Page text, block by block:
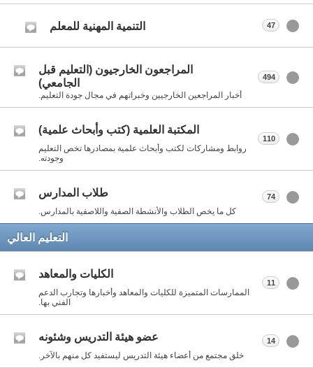
التنمية المهنية للمعلم 47
المراجعون الخارجيون (التعليم قبل
الجامعي)
أخبار المراجعين الخارجيين وخبراتهم في مجال جودة التعليم.
494
المكتبة العلمية (كتب وأبحاث علمية)
روابط ومشاركات لكتب وأبحاث علمية بمصادرها تخص التعليم
وجودته.
110
طلاب المدارس
كل ما يخص الطلاب والأنشطة الصفية واللاصفية بالمدارس.
74
التعليم العالي
الكليات والمعاهد
الممارسات المتميزة للكليات والمعاهد وأخبارها وتجارب الدعم
الفني بها.
11
عضو هيئة التدريس وشئونه
خلق مجتمع من أعضاء هيئة التدريس ليستفيد كل منهم بالآخر.
14